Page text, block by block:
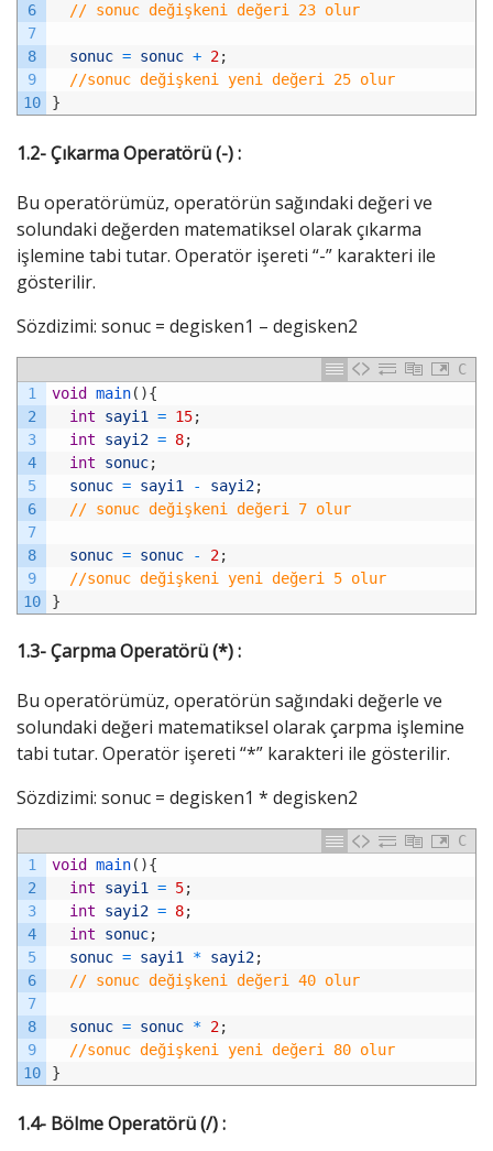
6
7
8
9
10
// sonuc değişkeni değeri 23 olur
sonuc = sonuc + 2;
//sonuc değişkeni yeni değeri 25 olur
}
1.2- Çıkarma Operatörü (-) :
Bu operatörümüz, operatörün sağındaki değeri ve
solundaki değerden matematiksel olarak çıkarma
işlemine tabi tutar. Operatör işereti “-” karakteri ile
gösterilir.
Sözdizimi: sonuc = degisken1 – degisken2
C
1
2
3
4
5
6
7
8
9
10
void main( ){
int
sayi1 = 15;
int
sayi2 = 8;
int
sonuc;
sonuc = sayi1 - sayi2;
// sonuc değişkeni değeri 7 olur
sonuc = sonuc - 2;
//sonuc değişkeni yeni değeri 5 olur
}
1.3- Çarpma Operatörü (*) :
Bu operatörümüz, operatörün sağındaki değerle ve
solundaki değeri matematiksel olarak çarpma işlemine
tabi tutar. Operatör işereti “*” karakteri ile gösterilir.
Sözdizimi: sonuc = degisken1 * degisken2
C
1
2
3
4
5
6
7
8
9
10
void main( ){
int
sayi1 = 5;
int
sayi2 = 8;
int
sonuc;
sonuc = sayi1 * sayi2;
// sonuc değişkeni değeri 40 olur
sonuc = sonuc * 2;
//sonuc değişkeni yeni değeri 80 olur
}
1.4- Bölme Operatörü (/) :